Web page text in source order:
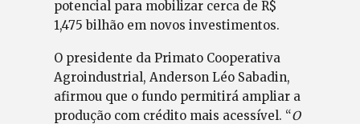
potencial para mobilizar cerca de R$
1,475 bilhão em novos investimentos.
O presidente da Primato Cooperativa
Agroindustrial, Anderson Léo Sabadin,
afirmou que o fundo permitirá ampliar a
produção com crédito mais acessível. “O